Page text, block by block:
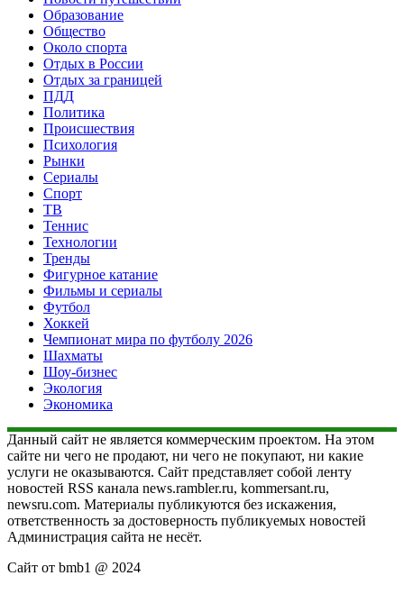
Образование
Общество
Около спорта
Отдых в России
Отдых за границей
ПДД
Политика
Происшествия
Психология
Рынки
Сериалы
Спорт
ТВ
Теннис
Технологии
Тренды
Фигурное катание
Фильмы и сериалы
Футбол
Хоккей
Чемпионат мира по футболу 2026
Шахматы
Шоу-бизнес
Экология
Экономика
Данный сайт не является коммерческим проектом. На этом
сайте ни чего не продают, ни чего не покупают, ни какие
услуги не оказываются. Сайт представляет собой ленту
новостей RSS канала news.rambler.ru, kommersant.ru,
newsru.com. Материалы публикуются без искажения,
ответственность за достоверность публикуемых новостей
Администрация сайта не несёт.
Сайт от bmb1 @ 2024